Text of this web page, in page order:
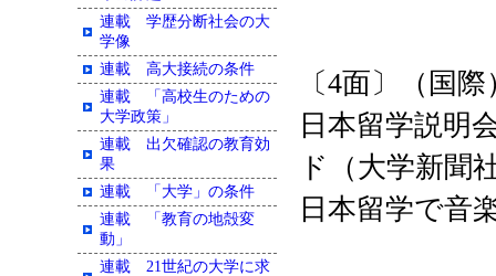
〔4面〕（国際
日本留学説明
ド（大学新聞
日本留学で音
連載 学歴分断社会の大
学像
連載 高大接続の条件
連載 「高校生のための
大学政策」
連載 出欠確認の教育効
果
連載 「大学」の条件
連載 「教育の地殻変
動」
連載 21世紀の大学に求